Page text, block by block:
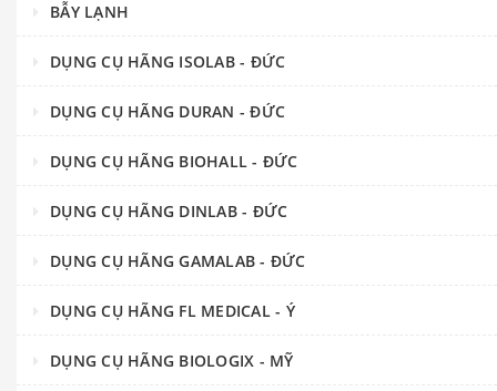
BẪY LẠNH
DỤNG CỤ HÃNG ISOLAB - ĐỨC
DỤNG CỤ HÃNG DURAN - ĐỨC
DỤNG CỤ HÃNG BIOHALL - ĐỨC
DỤNG CỤ HÃNG DINLAB - ĐỨC
DỤNG CỤ HÃNG GAMALAB - ĐỨC
DỤNG CỤ HÃNG FL MEDICAL - Ý
DỤNG CỤ HÃNG BIOLOGIX - MỸ